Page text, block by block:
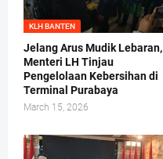
KLH BANTEN
Jelang Arus Mudik Lebaran,
Menteri LH Tinjau
Pengelolaan Kebersihan di
Terminal Purabaya
March 15, 2026